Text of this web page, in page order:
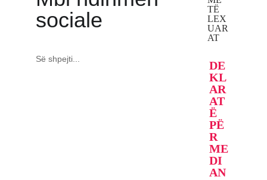
sociale
Së shpejti...
TË
LEX
UAR
AT
DE
KL
AR
AT
Ë
PË
R
ME
DI
AN